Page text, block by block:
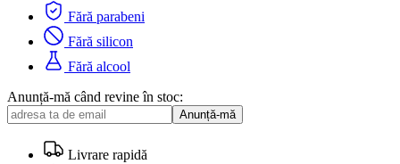
Fără parabeni
Fără silicon
Fără alcool
Anunță-mă când revine în stoc:
Anunță-mă
Livrare rapidă